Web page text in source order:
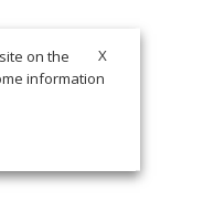
X
on the
information